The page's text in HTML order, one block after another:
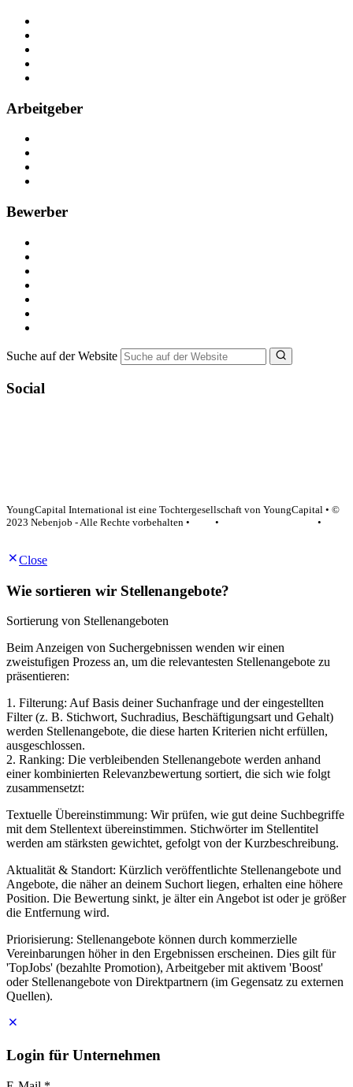
Arbeitgeber
Bewerber
Suche auf der Website
Social
YoungCapital International ist eine Tochtergesellschaft von YoungCapital • ©
2023 Nebenjob - Alle Rechte vorbehalten •
•
•
Close
Wie sortieren wir Stellenangebote?
Sortierung von Stellenangeboten
Beim Anzeigen von Suchergebnissen wenden wir einen
zweistufigen Prozess an, um die relevantesten Stellenangebote zu
präsentieren:
1. Filterung: Auf Basis deiner Suchanfrage und der eingestellten
Filter (z. B. Stichwort, Suchradius, Beschäftigungsart und Gehalt)
werden Stellenangebote, die diese harten Kriterien nicht erfüllen,
ausgeschlossen.
2. Ranking: Die verbleibenden Stellenangebote werden anhand
einer kombinierten Relevanzbewertung sortiert, die sich wie folgt
zusammensetzt:
Textuelle Übereinstimmung: Wir prüfen, wie gut deine Suchbegriffe
mit dem Stellentext übereinstimmen. Stichwörter im Stellentitel
werden am stärksten gewichtet, gefolgt von der Kurzbeschreibung.
Aktualität & Standort: Kürzlich veröffentlichte Stellenangebote und
Angebote, die näher an deinem Suchort liegen, erhalten eine höhere
Position. Die Bewertung sinkt, je älter ein Angebot ist oder je größer
die Entfernung wird.
Priorisierung: Stellenangebote können durch kommerzielle
Vereinbarungen höher in den Ergebnissen erscheinen. Dies gilt für
'TopJobs' (bezahlte Promotion), Arbeitgeber mit aktivem 'Boost'
oder Stellenangebote von Direktpartnern (im Gegensatz zu externen
Quellen).
Login für Unternehmen